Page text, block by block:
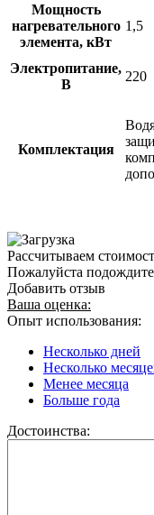
Мощность
нагревательного
элемента, кВт
1,5
Электропитание,
В
220
Комплектация
Рассчитываем
Пожалуйста
Добавить отзыв
Ваша оценка:
Опыт использования:
Несколько дней
Несколько
Менее месяца
Больше года
Достоинства: